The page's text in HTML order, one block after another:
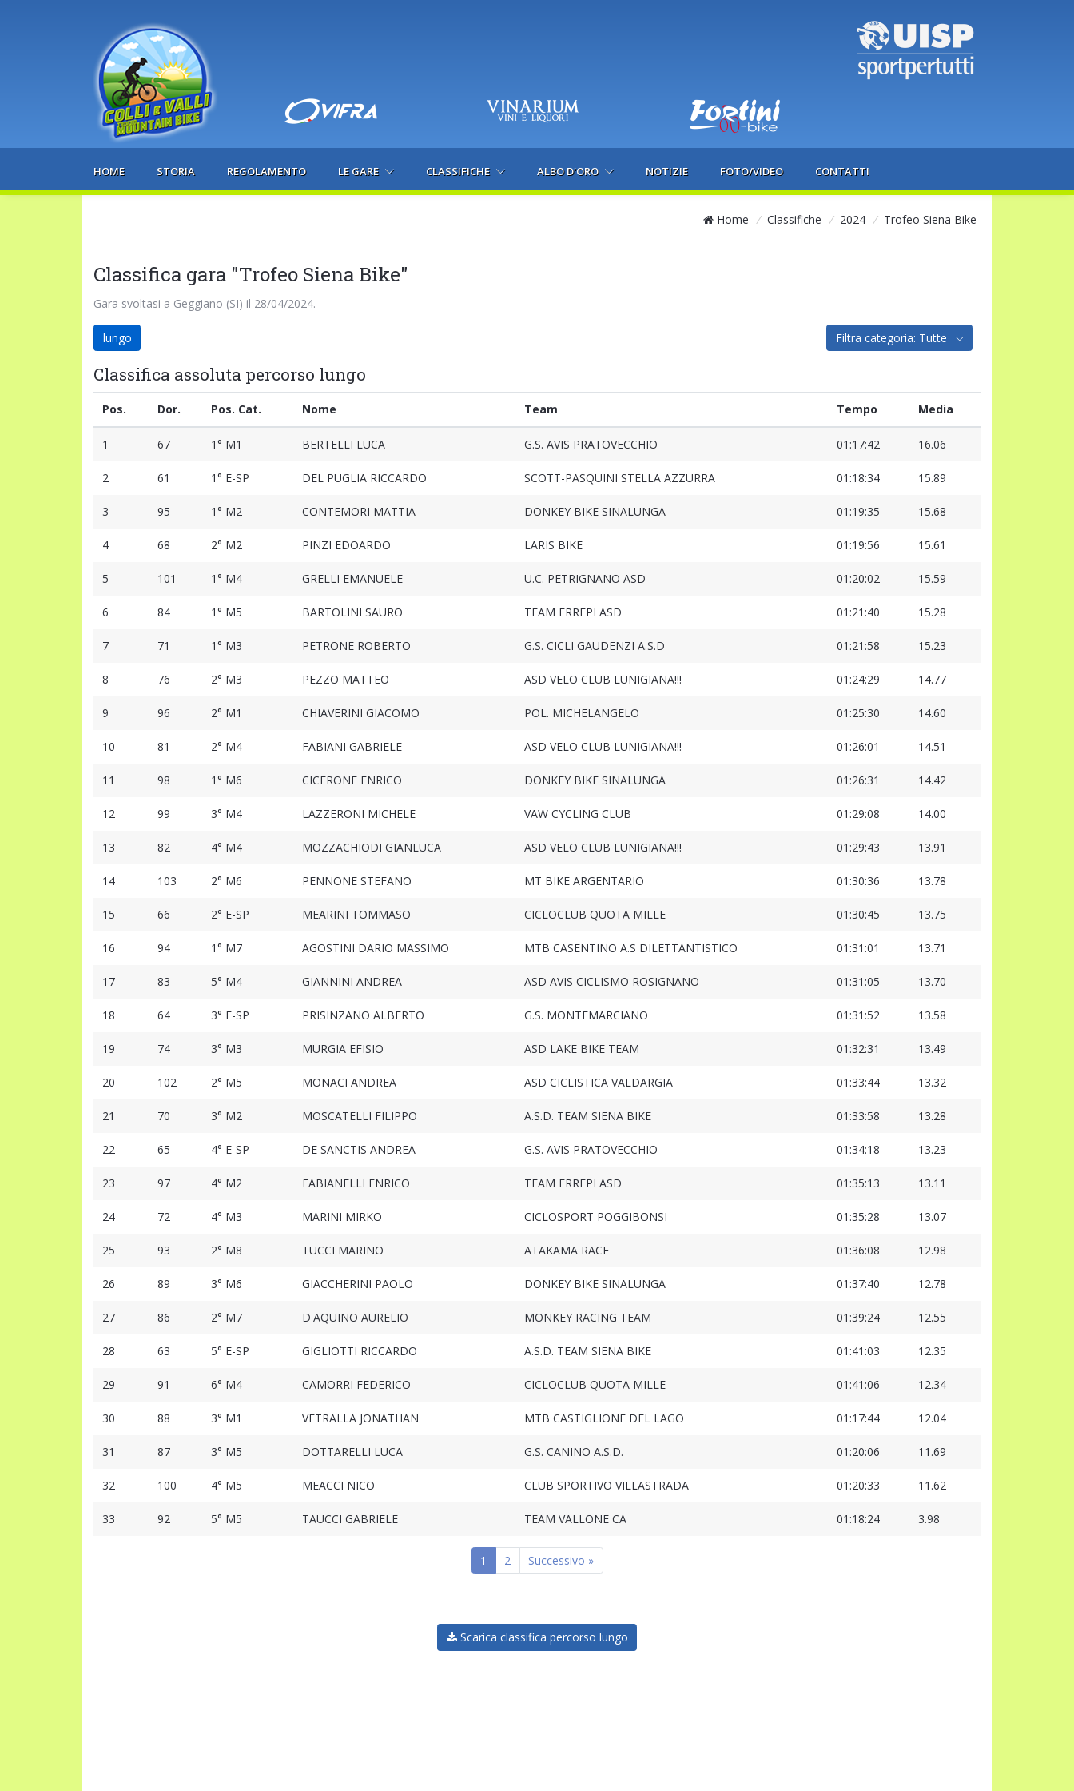
HOME STORIA REGOLAMENTO LE GARE CLASSIFICHE ALBO D'ORO NOTIZIE FOTO/VIDEO CONTATTI
Home / Classifiche / 2024 / Trofeo Siena Bike
Classifica gara "Trofeo Siena Bike"
Gara svoltasi a Geggiano (SI) il 28/04/2024.
lungo Filtra categoria: Tutte
Classifica assoluta percorso lungo
Pos. Dor. Pos. Cat. Nome Team Tempo Media
1 67 1° M1 BERTELLI LUCA G.S. AVIS PRATOVECCHIO 01:17:42 16.06
2 61 1° E-SP DEL PUGLIA RICCARDO SCOTT-PASQUINI STELLA AZZURRA 01:18:34 15.89
3 95 1° M2 CONTEMORI MATTIA DONKEY BIKE SINALUNGA 01:19:35 15.68
4 68 2° M2 PINZI EDOARDO LARIS BIKE 01:19:56 15.61
5 101 1° M4 GRELLI EMANUELE U.C. PETRIGNANO ASD 01:20:02 15.59
6 84 1° M5 BARTOLINI SAURO TEAM ERREPI ASD 01:21:40 15.28
7 71 1° M3 PETRONE ROBERTO G.S. CICLI GAUDENZI A.S.D 01:21:58 15.23
8 76 2° M3 PEZZO MATTEO ASD VELO CLUB LUNIGIANA!!! 01:24:29 14.77
9 96 2° M1 CHIAVERINI GIACOMO POL. MICHELANGELO 01:25:30 14.60
10 81 2° M4 FABIANI GABRIELE ASD VELO CLUB LUNIGIANA!!! 01:26:01 14.51
11 98 1° M6 CICERONE ENRICO DONKEY BIKE SINALUNGA 01:26:31 14.42
12 99 3° M4 LAZZERONI MICHELE VAW CYCLING CLUB 01:29:08 14.00
13 82 4° M4 MOZZACHIODI GIANLUCA ASD VELO CLUB LUNIGIANA!!! 01:29:43 13.91
14 103 2° M6 PENNONE STEFANO MT BIKE ARGENTARIO 01:30:36 13.78
15 66 2° E-SP MEARINI TOMMASO CICLOCLUB QUOTA MILLE 01:30:45 13.75
16 94 1° M7 AGOSTINI DARIO MASSIMO MTB CASENTINO A.S DILETTANTISTICO 01:31:01 13.71
17 83 5° M4 GIANNINI ANDREA ASD AVIS CICLISMO ROSIGNANO 01:31:05 13.70
18 64 3° E-SP PRISINZANO ALBERTO G.S. MONTEMARCIANO 01:31:52 13.58
19 74 3° M3 MURGIA EFISIO ASD LAKE BIKE TEAM 01:32:31 13.49
20 102 2° M5 MONACI ANDREA ASD CICLISTICA VALDARGIA 01:33:44 13.32
21 70 3° M2 MOSCATELLI FILIPPO A.S.D. TEAM SIENA BIKE 01:33:58 13.28
22 65 4° E-SP DE SANCTIS ANDREA G.S. AVIS PRATOVECCHIO 01:34:18 13.23
23 97 4° M2 FABIANELLI ENRICO TEAM ERREPI ASD 01:35:13 13.11
24 72 4° M3 MARINI MIRKO CICLOSPORT POGGIBONSI 01:35:28 13.07
25 93 2° M8 TUCCI MARINO ATAKAMA RACE 01:36:08 12.98
26 89 3° M6 GIACCHERINI PAOLO DONKEY BIKE SINALUNGA 01:37:40 12.78
27 86 2° M7 D'AQUINO AURELIO MONKEY RACING TEAM 01:39:24 12.55
28 63 5° E-SP GIGLIOTTI RICCARDO A.S.D. TEAM SIENA BIKE 01:41:03 12.35
29 91 6° M4 CAMORRI FEDERICO CICLOCLUB QUOTA MILLE 01:41:06 12.34
30 88 3° M1 VETRALLA JONATHAN MTB CASTIGLIONE DEL LAGO 01:17:44 12.04
31 87 3° M5 DOTTARELLI LUCA G.S. CANINO A.S.D. 01:20:06 11.69
32 100 4° M5 MEACCI NICO CLUB SPORTIVO VILLASTRADA 01:20:33 11.62
33 92 5° M5 TAUCCI GABRIELE TEAM VALLONE CA 01:18:24 3.98
1 2 Successivo »
Scarica classifica percorso lungo